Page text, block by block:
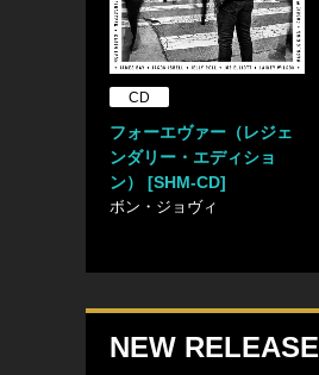
CD
フォーエヴァー（レジェ
ンダリー・エディショ
ン） [SHM-CD]
ボン・ジョヴィ
NEW RELEASE